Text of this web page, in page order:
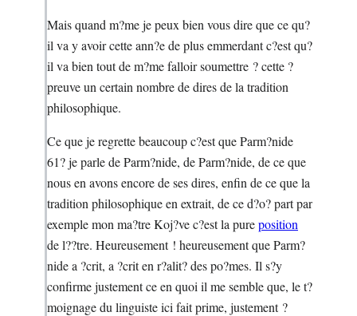
Mais quand m?me je peux bien vous dire que ce qu?
il va y avoir cette ann?e de plus emmerdant c?est qu?
il va bien tout de m?me falloir soumettre ? cette ?
preuve un certain nombre de dires de la tradition
philosophique.
Ce que je regrette beaucoup c?est que Parm?nide
61? je parle de Parm?nide, de Parm?nide, de ce que
nous en avons encore de ses dires, enfin de ce que la
tradition philosophique en extrait, de ce d?o? part par
exemple mon ma?tre Koj?ve c?est la pureposition
de l??tre. Heureusement ! heureusement que Parm?
nide a ?crit, a ?crit en r?alit? des po?mes. Il s?y
confirme justement ce en quoi il me semble que, le t?
moignage du linguiste ici fait prime, justement ?